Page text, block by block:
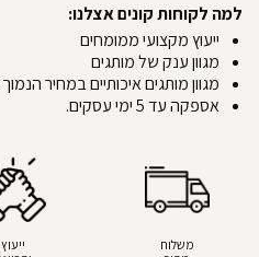
למה לקוחות קונים אצלנו:
ייעוץ מקצועי ממומחים
מגוון ענק של מותגים
מגוון מותגים איכותיים במחיר
אספקה עד 5 ימי עסקים.
משלוח
ייעוץ